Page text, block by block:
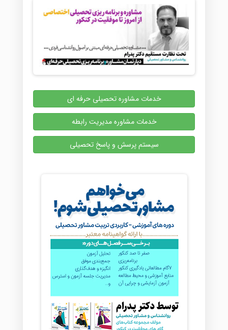
خدمات مشاوره تحصیلی حرفه ای
خدمات مشاوره مدیریت رابطه
سیستم پرسش و پاسخ تحصیلی